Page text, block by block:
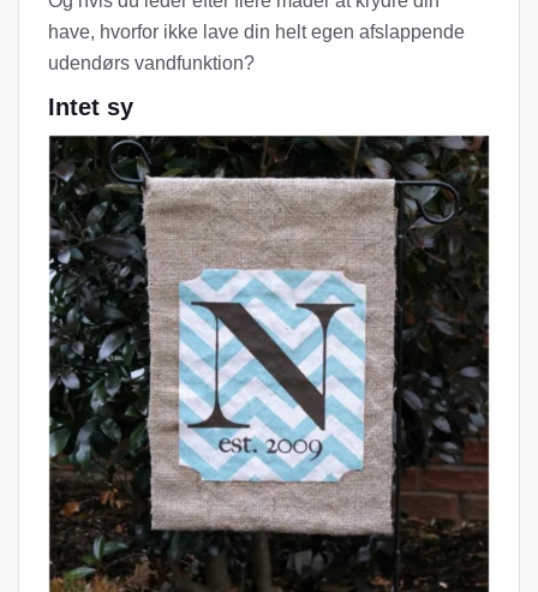
have, hvorfor ikke lave din helt egen afslappende
udendørs vandfunktion?
Intet sy